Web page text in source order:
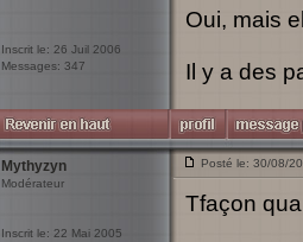
Inscrit le: 26 Juil 2006
Messages: 347
Oui, mais
Il y a des
Mythyzyn
Modérateur
Inscrit le: 22 Mai 2005
Posté le: 30/08/
Tfaçon